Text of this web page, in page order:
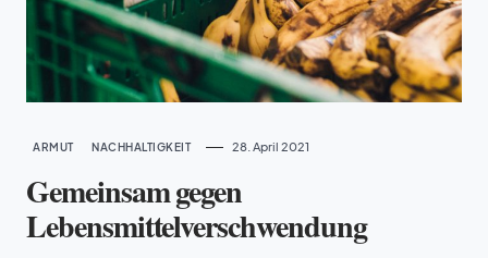
ARMUT NACHHALTIGKEIT 28. April 2021
Gemeinsam gegen
Lebensmittelverschwendung